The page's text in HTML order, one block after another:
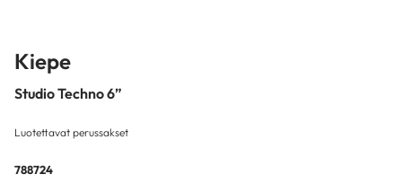
Kiepe
Studio Techno 6”
Luotettavat perussakset
788724